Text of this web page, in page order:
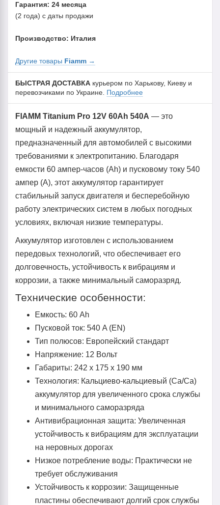
Гарантия: 24 месяца
(2 года) с даты продажи
Производство: Италия
Другие товары Fiamm →
БЫСТРАЯ ДОСТАВКА курьером по Харькову, Киеву и
перевозчиками по Украине. Подробнее
FIAMM Titanium Pro 12V 60Ah 540A — это
мощный и надежный аккумулятор,
предназначенный для автомобилей с высокими
требованиями к электропитанию. Благодаря
емкости 60 ампер-часов (Ah) и пусковому току 540
ампер (A), этот аккумулятор гарантирует
стабильный запуск двигателя и бесперебойную
работу электрических систем в любых погодных
условиях, включая низкие температуры.
Аккумулятор изготовлен с использованием
передовых технологий, что обеспечивает его
долговечность, устойчивость к вибрациям и
коррозии, а также минимальный саморазряд.
Технические особенности:
Емкость: 60 Ah
Пусковой ток: 540 A (EN)
Тип полюсов: Европейский стандарт
Напряжение: 12 Вольт
Габариты: 242 x 175 x 190 мм
Технология: Кальциево-кальциевый (Ca/Ca)
аккумулятор для увеличенного срока службы
и минимального саморазряда
Антивибрационная защита: Увеличенная
устойчивость к вибрациям для эксплуатации
на неровных дорогах
Низкое потребление воды: Практически не
требует обслуживания
Устойчивость к коррозии: Защищенные
пластины обеспечивают долгий срок службы